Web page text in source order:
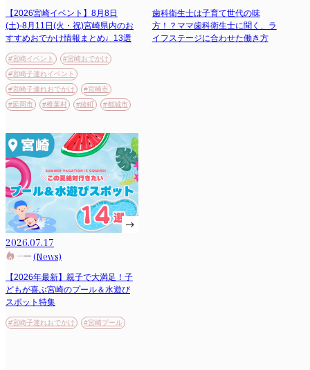
【2026宮崎イベント】8月8日
(土)-8月11日(火・祝)宮崎県内のお
すすめおでかけ情報まとめ♩13選
#宮崎イベント
#宮崎おでかけ
#宮崎子連れイベント
#宮崎子連れおでかけ
#宮崎市
#延岡市
#椎葉村 #綾町 #都城市
歯科衛生士は子育て世代の味
方！？ママ歯科衛生士に聞く、ラ
イフステージに合わせた働き方
2026.07.17
(News)
【2026年最新】親子で大満足！子
どもが喜ぶ宮崎のプール＆水遊び
スポット特集
#宮崎子連れおでかけ #宮崎プール